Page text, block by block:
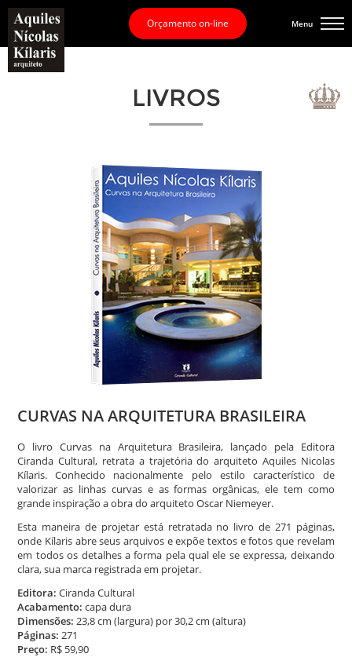
Orçamento on-line Menu
LIVROS
CURVAS NA ARQUITETURA BRASILEIRA
O livro Curvas na Arquitetura Brasileira, lançado pela Editora
Ciranda Cultural, retrata a trajetória do arquiteto Aquiles Nicolas
Kílaris. Conhecido nacionalmente pelo estilo característico de
valorizar as linhas curvas e as formas orgânicas, ele tem como
grande inspiração a obra do arquiteto Oscar Niemeyer.
Esta maneira de projetar está retratada no livro de 271 páginas,
onde Kílaris abre seus arquivos e expõe textos e fotos que revelam
em todos os detalhes a forma pela qual ele se expressa, deixando
clara, sua marca registrada em projetar.
Editora: Ciranda Cultural
Acabamento: capa dura
Dimensões: 23,8 cm (largura) por 30,2 cm (altura)
Páginas: 271
Preço: R$ 59,90